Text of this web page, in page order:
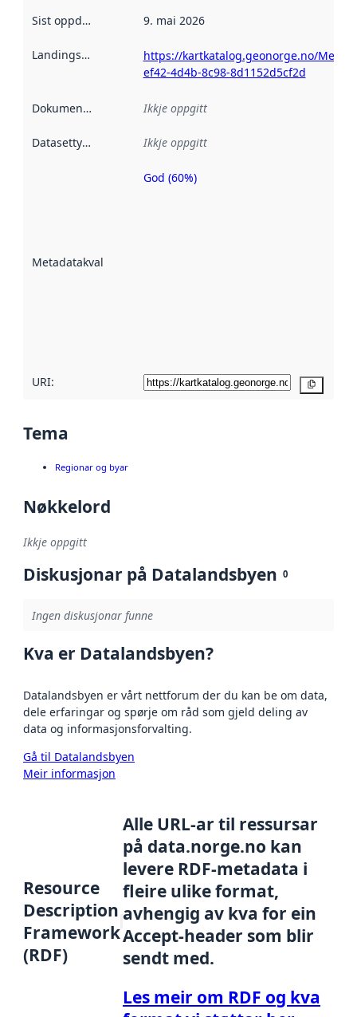
Sist oppdatert 9. mai 2026
Landingsside
https://kartkatalog.geonorge.no/
ef42-4d4b-8c98-8d1152d5cf2d
Dokumentasjon Ikkje oppgitt
Datasettype Ikkje oppgitt
Metadatakvalitet
Metadatakvalitet
God (60%)
URI:
Tema
Regionar og byar
Nøkkelord
Ikkje oppgitt
Diskusjonar på Datalandsbyen 0
Ingen diskusjonar funne
Kva er Datalandsbyen?
Datalandsbyen er vårt nettforum der du kan be om data,
dele erfaringar og spørje om råd som gjeld deling av
data og informasjonsforvalting.
Gå til Datalandsbyen
Meir informasjon
Resource
Description
Framework
(RDF)
Alle URL-ar til ressursar
på data.norge.no kan
levere RDF-metadata i
fleire ulike format,
avhengig av kva for ein
Accept-header som blir
sendt med.
Les meir om RDF og kva